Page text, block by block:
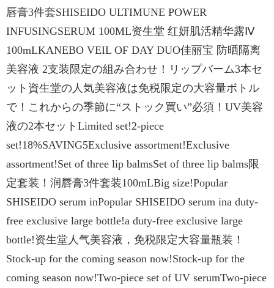
唇膏3件套SHISEIDO ULTIMUNE POWER
INFUSINGSERUM 100ML资生堂 红妍肌活精华露Ⅳ
100mLKANEBO VEIL OF DAY DUO佳丽宝 防晒隔离
美容液 2支装限定の組み合わせ！リップバーム3本セ
ット資生堂の人気美容液は免税限定の大容量ボトル
で！これからの季節に“ストック買い”必須！UV美容
液の2本セットLimited set!2-piece
set!18%SAVING5Exclusive assortment!Exclusive
assortment!Set of three lip balmsSet of three lip balms限
定套装！润唇膏3件套装100mLBig size!Popular
SHISEIDO serum inPopular SHISEIDO serum ina duty-
free exclusive large bottle!a duty-free exclusive large
bottle!资生堂人气美容液，免税限定大容量瓶装！
Stock-up for the coming season now!Stock-up for the
coming season now!Two-piece set of UV serumTwo-piece